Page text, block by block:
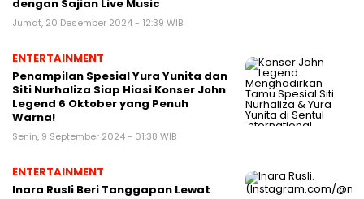
dengan Sajian Live Music
Jumat, 20 Desember 2024 - 12:39 WIB
ENTERTAINMENT
Penampilan Spesial Yura Yunita dan
Siti Nurhaliza Siap Hiasi Konser John
Legend 6 Oktober yang Penuh
Warna!
Senin, 9 September 2024 - 01:38 WIB
ENTERTAINMENT
Inara Rusli Beri Tanggapan Lewat